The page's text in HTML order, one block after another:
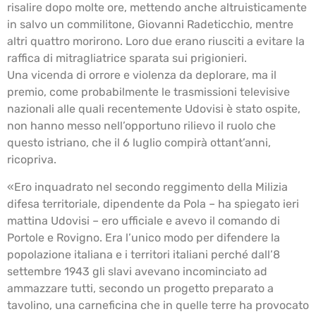
risalire dopo molte ore, mettendo anche altruisticamente
in salvo un commilitone, Giovanni Radeticchio, mentre
altri quattro morirono. Loro due erano riusciti a evitare la
raffica di mitragliatrice sparata sui prigionieri.
Una vicenda di orrore e violenza da deplorare, ma il
premio, come probabilmente le trasmissioni televisive
nazionali alle quali recentemente Udovisi è stato ospite,
non hanno messo nell’opportuno rilievo il ruolo che
questo istriano, che il 6 luglio compirà ottant’anni,
ricopriva.
«Ero inquadrato nel secondo reggimento della Milizia
difesa territoriale, dipendente da Pola – ha spiegato ieri
mattina Udovisi – ero ufficiale e avevo il comando di
Portole e Rovigno. Era l’unico modo per difendere la
popolazione italiana e i territori italiani perché dall’8
settembre 1943 gli slavi avevano incominciato ad
ammazzare tutti, secondo un progetto preparato a
tavolino, una carneficina che in quelle terre ha provocato